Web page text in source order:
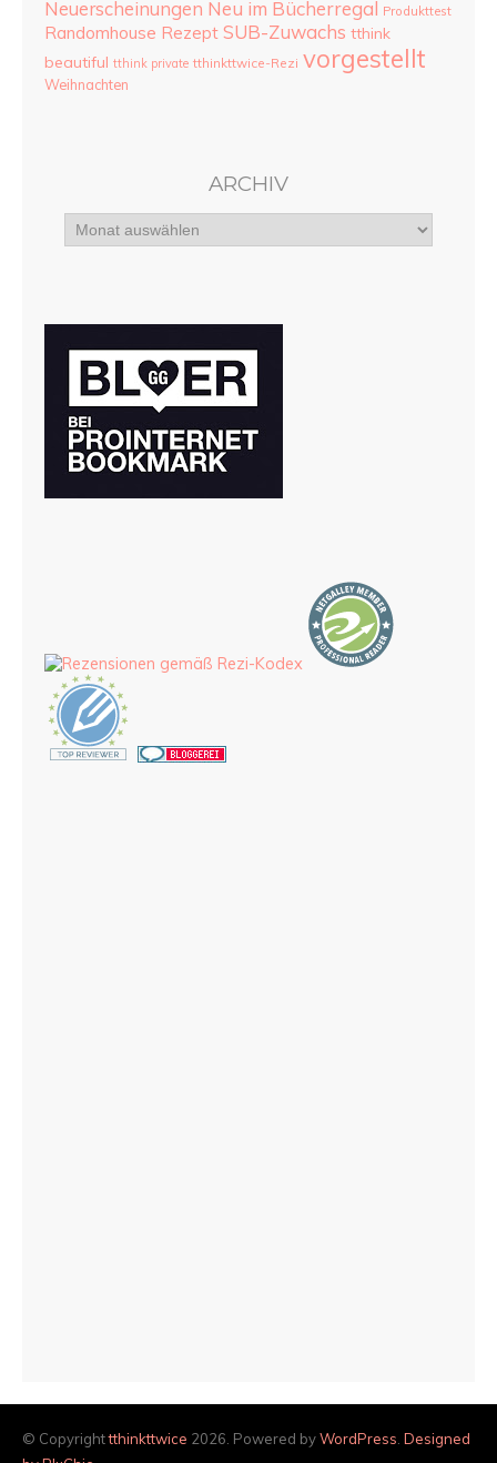
Neuerscheinungen Neu im Bücherregal Produkttest
Randomhouse Rezept SUB-Zuwachs tthink
beautiful tthink private tthinkttwice-Rezi vorgestellt
Weihnachten
ARCHIV
© Copyrighttthinkttwice 2026. Powered byWordPress. Designed